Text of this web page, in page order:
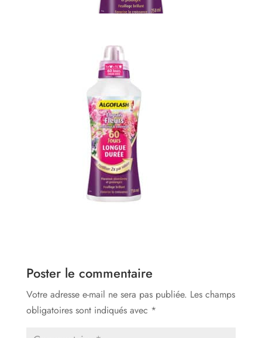
Poster le commentaire
Votre adresse e-mail ne sera pas publiée. Les champs
obligatoires sont indiqués avec *